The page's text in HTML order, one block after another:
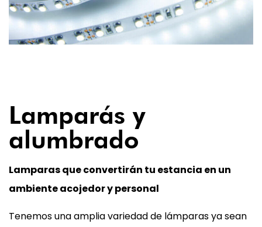
06
Lamparás y
alumbrado
Lamparas que convertirán tu estancia en un
ambiente acojedor y personal
Tenemos una amplia variedad de lámparas ya sean